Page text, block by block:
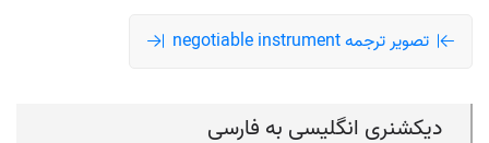
تصویر ترجمه negotiable instrument
دیکشنری انگلیسی به فارسی